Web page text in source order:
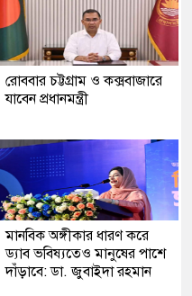
রোববার চট্টগ্রাম ও কক্সবাজারে
যাবেন প্রধানমন্ত্রী
মানবিক অঙ্গীকার ধারণ করে
ড্যাব ভবিষ্যতেও মানুষের পাশে
দাঁড়াবে: ডা. জুবাইদা রহমান